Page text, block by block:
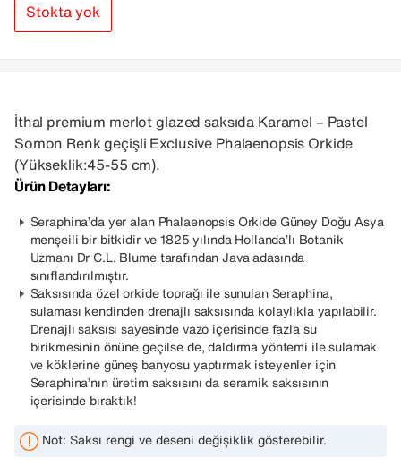
Stokta yok
İthal premium merlot glazed saksıda Karamel – Pastel
Somon Renk geçişli Exclusive Phalaenopsis Orkide
(Yükseklik:45-55 cm).
Ürün Detayları:
Seraphina’da yer alan Phalaenopsis Orkide Güney Doğu Asya
menşeili bir bitkidir ve 1825 yılında Hollanda’lı Botanik
Uzmanı Dr C.L. Blume tarafından Java adasında
sınıflandırılmıştır.
Saksısında özel orkide toprağı ile sunulan Seraphina,
sulaması kendinden drenajlı saksısında kolaylıkla yapılabilir.
Drenajlı saksısı sayesinde vazo içerisinde fazla su
birikmesinin önüne geçilse de, daldırma yöntemi ile sulamak
ve köklerine güneş banyosu yaptırmak isteyenler için
Seraphina’nın üretim saksısını da seramik saksısının
içerisinde bıraktık!
Not: Saksı rengi ve deseni değişiklik gösterebilir.